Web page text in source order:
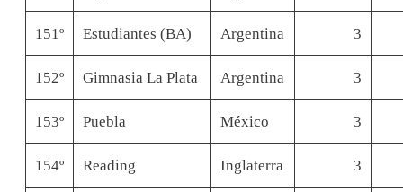
151º Estudiantes (BA) Argentina 3
152º Gimnasia La Plata Argentina 3
153º Puebla México 3
154º Reading Inglaterra 3